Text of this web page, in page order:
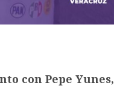
con Pepe Yunes,